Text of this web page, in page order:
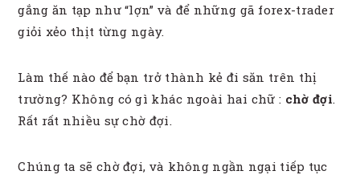
gắng ăn tạp như “lợn” và để những gã forex-trader
giỏi xẻo thịt từng ngày.
Làm thế nào để bạn trở thành kẻ đi săn trên thị
trường? Không có gì khác ngoài hai chữ : chờ đợi.
Rất rất nhiều sự chờ đợi.
Chúng ta sẽ chờ đợi, và không ngần ngại tiếp tục